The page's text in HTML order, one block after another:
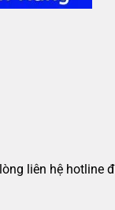
liên hệ hotline